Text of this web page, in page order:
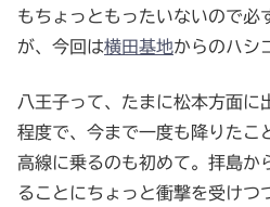
もちょっともったいないので必
が、今回は横田基地からのハシ
八王子って、たまに松本方面に
程度で、今まで一度も降りたこ
高線に乗るのも初めて。拝島か
ることにちょっと衝撃を受けつ